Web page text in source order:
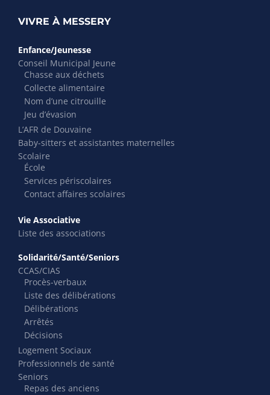
VIVRE À MESSERY
Enfance/Jeunesse
Conseil Municipal Jeune
Chasse aux déchets
Collecte alimentaire
Nom d’une citrouille
Jeu d’évasion
L’AFR de Douvaine
Baby-sitters et assistantes maternelles
Scolaire
École
Services périscolaires
Contact affaires scolaires
Vie Associative
Liste des associations
Solidarité/Santé/Seniors
CCAS/CIAS
Procès-verbaux
Liste des délibérations
Délibérations
Arrêtés
Décisions
Logement Sociaux
Professionnels de santé
Seniors
Repas des anciens